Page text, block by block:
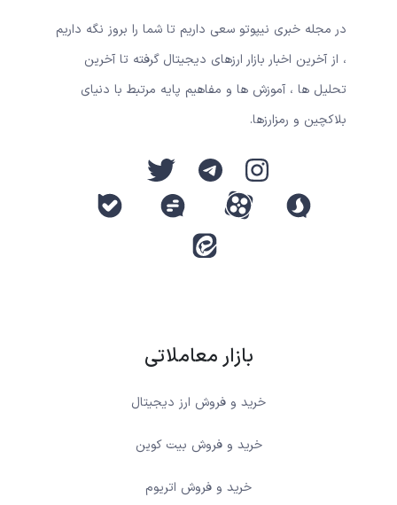
در مجله خبری نیپوتو سعی داریم تا شما را بروز نگه داریم
، از آخرین اخبار بازار ارزهای دیجیتال گرفته تا آخرین
تحلیل ها ، آموزش ها و مفاهیم پایه مرتبط با دنیای
بلاکچین و رمزارزها.
بازار معاملاتی
خرید و فروش ارز دیجیتال
خرید و فروش بیت کوین
خرید و فروش اتریوم